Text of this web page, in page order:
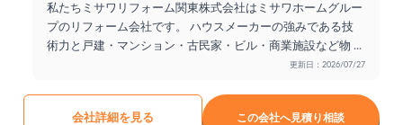
私たちミサワリフォーム関東株式会社はミサワホームグルー
プのリフォーム会社です。 ハウスメーカーの強みである技
術力と戸建・マンション・古民家・ビル・商業施設など物 ...
更新日：2026/07/27
会社詳細を見る この会社へ見積り相談